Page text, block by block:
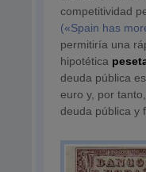
competitividad
(«Spain has
permitiría una
hipotética
deuda pública
euro y, por
deuda pública y